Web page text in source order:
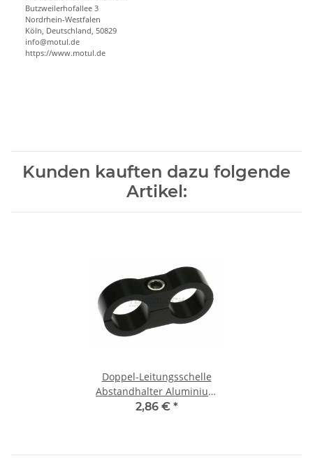
Butzweilerhofallee 3
Nordrhein-Westfalen
Köln, Deutschland, 50829
info@motul.de
https://www.motul.de
Kunden kauften dazu folgende
Artikel:
Doppel-Leitungsschelle
Abstandhalter Aluminium
(AN08) - schwarz
2,86 € *